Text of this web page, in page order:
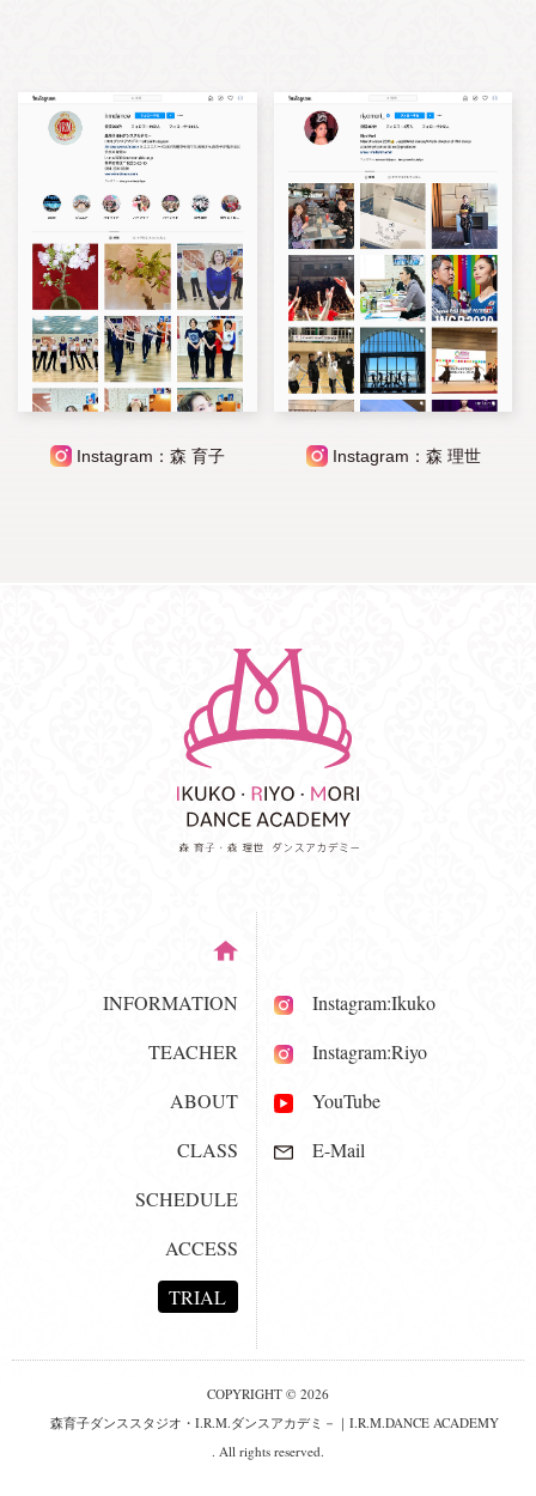
Instagram：森 育子 Instagram：森 理世
INFORMATION
TEACHER
ABOUT
CLASS
SCHEDULE
ACCESS
TRIAL
Instagram:Ikuko
Instagram:Riyo
YouTube
E-Mail
COPYRIGHT © 2026
森育子ダンススタジオ・I.R.M.ダンスアカデミ－｜I.R.M.DANCE ACADEMY
. All rights reserved.